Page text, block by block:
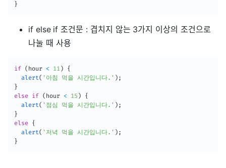
}
if else if 조건문 : 겹치지 않는 3가지 이상의 조건으로
나눌 때 사용
if ( hour < 11 )
{
alert( '아침 먹을 시간입니다.' ) ;
}
else if ( hour < 15 )
{
alert( '점심 먹을 시간입니다.' ) ;
}
else {
alert( '저녁 먹을 시간입니다.' ) ;
}